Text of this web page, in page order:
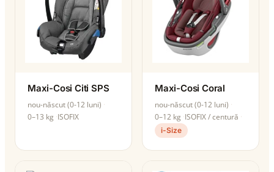
Maxi-Cosi Citi SPS
nou-născut (0-12 luni)
0–13 kg ISOFIX
Maxi-Cosi Coral
nou-născut (0-12 luni)
0–12 kg ISOFIX / centură
i-Size